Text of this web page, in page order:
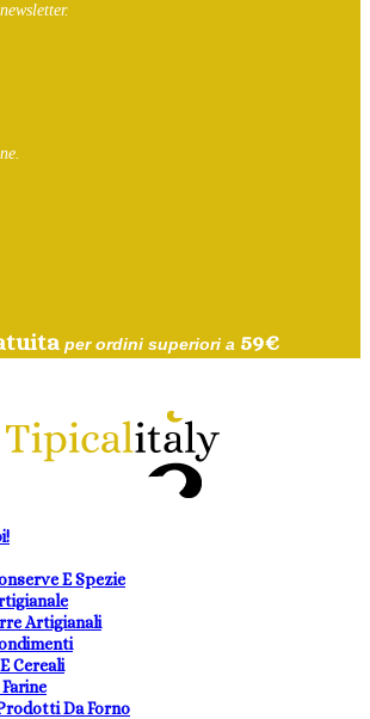
per ordini superiori a 59€
E Spezie
Artigianali
Cereali
Da Forno